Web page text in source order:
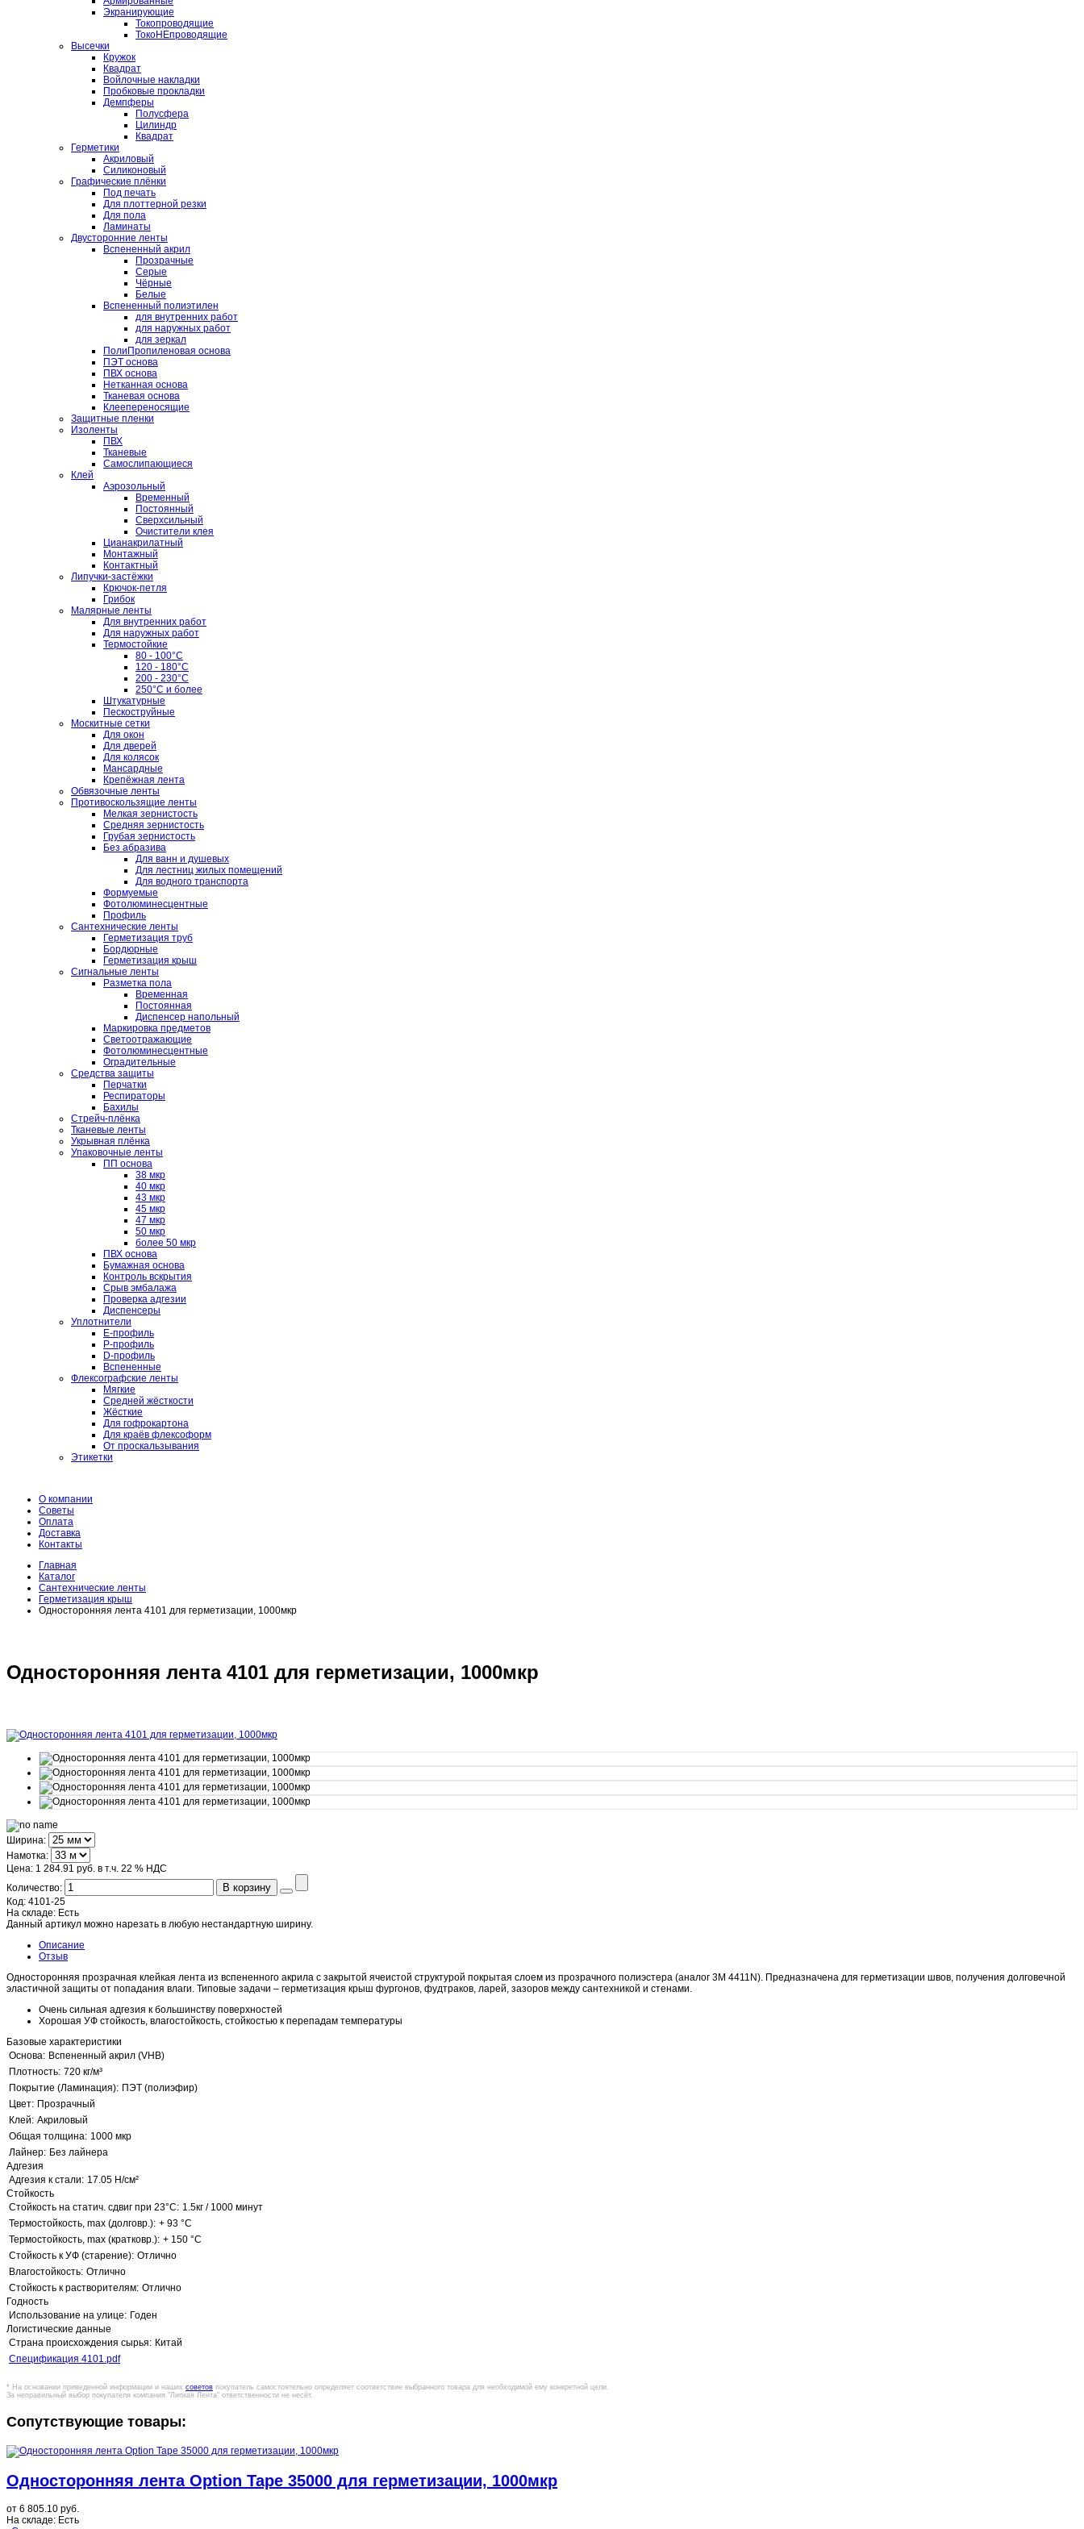
Экранирующие
Токопроводящие
ТокоНЕпроводящие
Высечки
Кружок
Квадрат
Войлочные накладки
Пробковые прокладки
Демпферы
Полусфера
Цилиндр
Квадрат
Герметики
Акриловый
Силиконовый
Графические плёнки
Под печать
Для плоттерной резки
Для пола
Ламинаты
Двусторонние ленты
Вспененный акрил
Прозрачные
Серые
Чёрные
Белые
Вспененный полиэтилен
для внутренних работ
для наружных работ
для зеркал
ПолиПропиленовая основа
ПЭТ основа
ПВХ основа
Нетканная основа
Тканевая основа
Клеепереносящие
Защитные пленки
Изоленты
ПВХ
Тканевые
Самослипающиеся
Клей
Аэрозольный
Временный
Постоянный
Сверхсильный
Очистители клея
Цианакрилатный
Монтажный
Контактный
Липучки-застёжки
Крючок-петля
Грибок
Малярные ленты
Для внутренних работ
Для наружных работ
Термостойкие
80 - 100°C
120 - 180°C
200 - 230°C
250°C и более
Штукатурные
Пескоструйные
Москитные сетки
Для окон
Для дверей
Для колясок
Мансардные
Крепёжная лента
Обвязочные ленты
Противоскользящие ленты
Мелкая зернистость
Средняя зернистость
Грубая зернистость
Без абразива
Для ванн и душевых
Для лестниц жилых помещений
Для водного транспорта
Формуемые
Фотолюминесцентные
Профиль
Сантехнические ленты
Герметизация труб
Бордюрные
Герметизация крыш
Сигнальные ленты
Разметка пола
Временная
Постоянная
Диспенсер напольный
Маркировка предметов
Светоотражающие
Фотолюминесцентные
Оградительные
Средства защиты
Перчатки
Респираторы
Бахилы
Стрейч-плёнка
Тканевые ленты
Укрывная плёнка
Упаковочные ленты
ПП основа
38 мкр
40 мкр
43 мкр
45 мкр
47 мкр
50 мкр
более 50 мкр
ПВХ основа
Бумажная основа
Контроль вскрытия
Срыв эмбалажа
Проверка адгезии
Диспенсеры
Уплотнители
E-профиль
P-профиль
D-профиль
Вспененные
Флексографские ленты
Мягкие
Средней жёсткости
Жёсткие
Для гофрокартона
Для краёв флексоформ
От проскальзывания
Этикетки
О компании
Советы
Оплата
Доставка
Контакты
Главная
Каталог
Сантехнические ленты
Герметизация крыш
Односторонняя лента 4101 для герметизации, 1000мкр
Односторонняя лента 4101 для герметизации, 1000мкр
Ширина:
Намотка:
Цена: 1 284.91 руб. в т.ч. 22 % НДС
Количество:
В корзину
Код: 4101-25
На складе: Есть
Данный артикул можно нарезать в любую нестандартную ширину.
Описание
Отзыв
Односторонняя прозрачная клейкая лента из вспененного акрила с закрытой ячеистой структурой покрытая слоем из прозрачного полиэстера (аналог 3М 4411N). Предназначена для герметизации швов, получения долговечной
эластичной защиты от попадания влаги. Типовые задачи – герметизация крыш фургонов, фудтраков, ларей, зазоров между сантехникой и стенами.
Очень сильная адгезия к большинству поверхностей
Хорошая УФ стойкость, влагостойкость, стойкостью к перепадам температуры
Базовые характеристики
Основа: Вспененный акрил (VHB)
Плотность: 720 кг/м³
Покрытие (Ламинация): ПЭТ (полиэфир)
Цвет: Прозрачный
Клей: Акриловый
Общая толщина: 1000 мкр
Лайнер: Без лайнера
Адгезия
Адгезия к стали: 17.05 Н/см²
Стойкость
Стойкость на статич. сдвиг при 23°C: 1.5кг / 1000 минут
Термостойкость, max (долговр.): + 93 °C
Термостойкость, max (кратковр.): + 150 °C
Стойкость к УФ (старение): Отлично
Влагостойкость: Отлично
Стойкость к растворителям: Отлично
Годность
Использование на улице: Годен
Логистические данные
Страна происхождения сырья: Китай
Спецификация 4101.pdf
* На основании приведенной информации и наших советов покупатель самостоятельно определяет соответствие выбранного товара для необходимой ему конкретной цели.
За неправильный выбор покупателя компания "Липкая Лента" ответственности не несёт.
Сопутствующие товары:
Односторонняя лента Option Tape 35000 для герметизации, 1000мкр
от 6 805.10 руб.
На складе: Есть